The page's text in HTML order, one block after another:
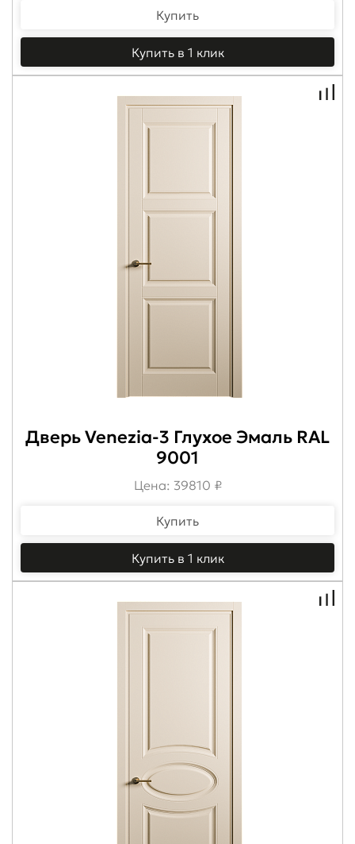
Купить
Купить в 1 клик
Дверь Venezia-3 Глухое Эмаль RAL
9001
Цена: 39810 ₽
Купить
Купить в 1 клик